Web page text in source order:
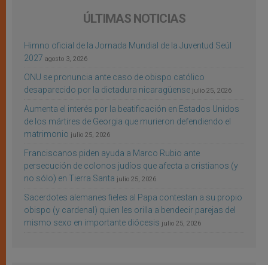
ÚLTIMAS NOTICIAS
Himno oficial de la Jornada Mundial de la Juventud Seúl
2027 agosto 3, 2026
ONU se pronuncia ante caso de obispo católico
desaparecido por la dictadura nicaragüense julio 25, 2026
Aumenta el interés por la beatificación en Estados Unidos
de los mártires de Georgia que murieron defendiendo el
matrimonio julio 25, 2026
Franciscanos piden ayuda a Marco Rubio ante
persecución de colonos judíos que afecta a cristianos (y
no sólo) en Tierra Santa julio 25, 2026
Sacerdotes alemanes fieles al Papa contestan a su propio
obispo (y cardenal) quien les orilla a bendecir parejas del
mismo sexo en importante diócesis julio 25, 2026